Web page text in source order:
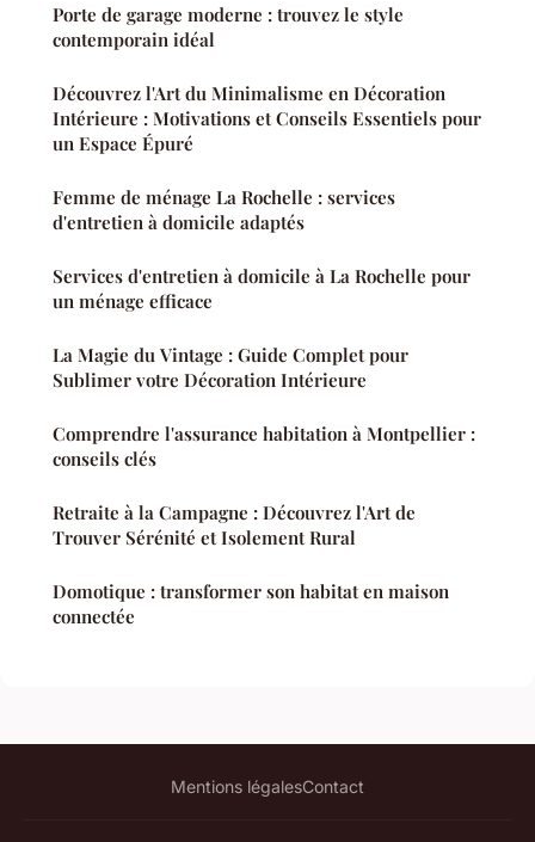
Porte de garage moderne : trouvez le style
contemporain idéal
Découvrez l'Art du Minimalisme en Décoration
Intérieure : Motivations et Conseils Essentiels pour
un Espace Épuré
Femme de ménage La Rochelle : services
d'entretien à domicile adaptés
Services d'entretien à domicile à La Rochelle pour
un ménage efficace
La Magie du Vintage : Guide Complet pour
Sublimer votre Décoration Intérieure
Comprendre l'assurance habitation à Montpellier :
conseils clés
Retraite à la Campagne : Découvrez l'Art de
Trouver Sérénité et Isolement Rural
Domotique : transformer son habitat en maison
connectée
Mentions légalesContact